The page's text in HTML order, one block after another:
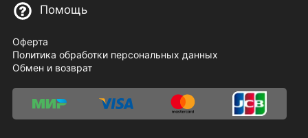
Помощь
Оферта
Политика обработки персональных данных
Обмен и возврат